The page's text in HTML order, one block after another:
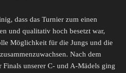
dass das Turnier zum einen
und qualitativ hoch besetzt war,
Möglichkeit für die Jungs und die
Nach dem
Finals unserer C- und A-Mädels ging